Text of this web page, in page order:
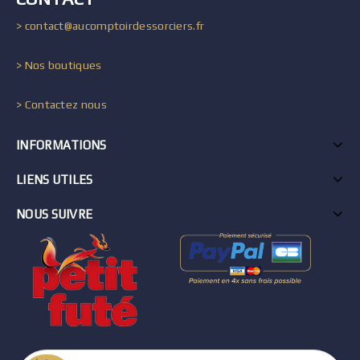
> contact@aucomptoirdessorciers.fr
> Nos boutiques
> Contactez nous
INFORMATIONS
LIENS UTILES
NOUS SUIVRE